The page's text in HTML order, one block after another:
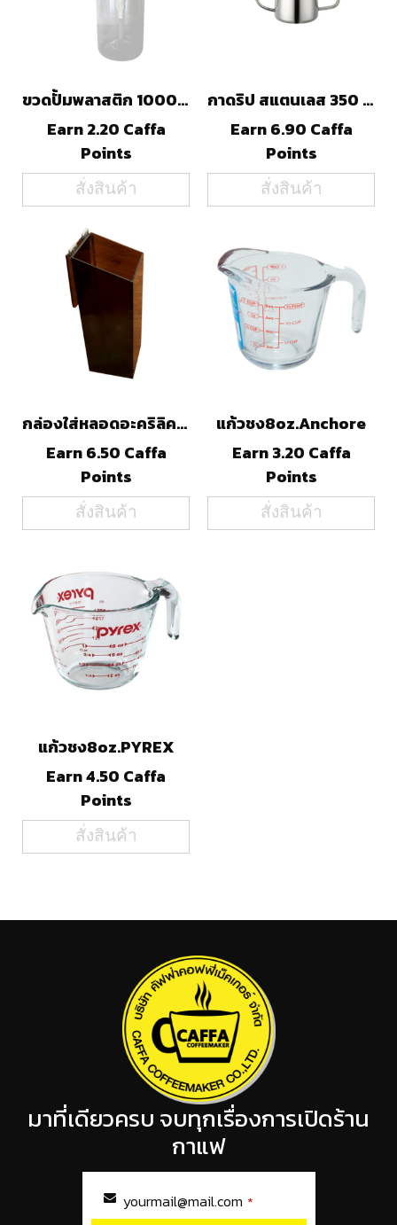
ขวดปั้มพลาสติก 1000 ml.
Earn 2.20 Caffa
Points
สั่งสินค้า
กาดริป สแตนเลส 350 ml.
Earn 6.90 Caffa
Points
สั่งสินค้า
กล่องใส่หลอดอะคริลิค(สีชา)
Earn 6.50 Caffa
Points
สั่งสินค้า
แก้วชง8oz.Anchore
Earn 3.20 Caffa
Points
สั่งสินค้า
แก้วชง8oz.PYREX
Earn 4.50 Caffa
Points
สั่งสินค้า
มาที่เดียวครบ จบทุกเรื่องการเปิดร้าน
กาแฟ
yourmail@mail.com *